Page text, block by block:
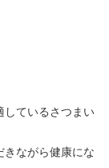
しているさつまい
きながら健康にな